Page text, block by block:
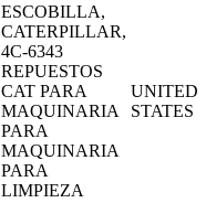
ESCOBILLA,
CATERPILLAR,
4C-6343
REPUESTOS
CAT PARA
MAQUINARIA
PARA
MAQUINARIA
PARA
LIMPIEZA
UNITED
STATES